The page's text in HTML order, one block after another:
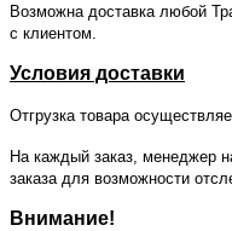
Возможна доставка любой
с клиентом.
Условия доставки
Отгрузка товара
На каждый заказ, менеджер
заказа для возможности
Внимание!